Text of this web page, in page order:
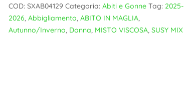
COD:SXAB04129 Categoria:Abiti e Gonne Tag: 2025-
2026,Abbigliamento,ABITO IN MAGLIA,
Autunno/Inverno, Donna, MISTO VISCOSA,SUSY MIX